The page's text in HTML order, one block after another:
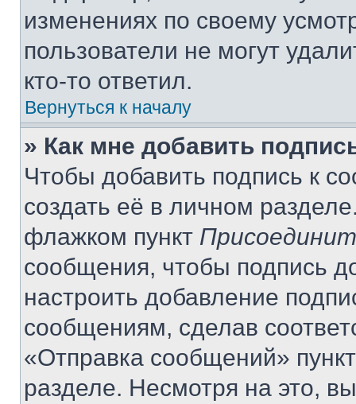
изменениях по своему
пользователи не могут
кто-то ответил.
Вернуться к началу
» Как мне добавить
Чтобы добавить подпись к
создать её в личном
флажком пункт
сообщения, чтобы подпись
настроить добавление
сообщениям, сделав
«Отправка сообщений»
разделе. Несмотря на это,